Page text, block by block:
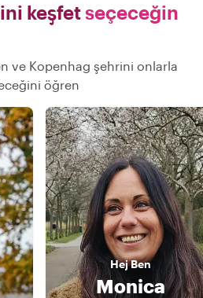
keşfetseçeceğin
ve Kopenhag şehrini onlarla
öğren
HejBen
Monica